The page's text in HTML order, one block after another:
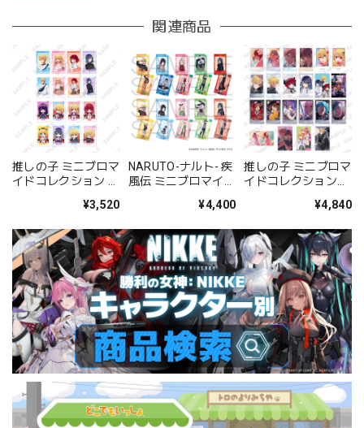
関連商品
推しの子 ミニブロマ
イドコレクション お
¥3,520
NARUTO-ナルト- 疾
風伝 ミニブロマイド
¥4,400
推しの子 ミニブロマ
イドコレクション
¥4,840